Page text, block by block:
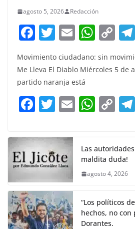
agosto 5, 2026 Redacción
F
a
c
e
b
o
k
T
w
itt
er
E
m
ai
l
W
h
at
A
p
C
p
Li
n
Movimiento ciudadano: sin
Me Lleva El Diablo Miércoles 5 de
partido naranja está
F
c
e
b
o
o
k
T
itt
er
E W
s
A
p
C
y
Li
k
Las
maldita duda!
agosto 4, 2026
“Los políticos
hechos, no con
Dorantes.